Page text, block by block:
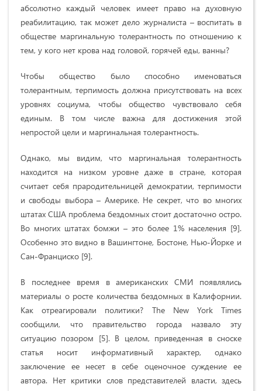
абсолютно каждый человек имеет право на духовную
реабилитацию, так может дело журналиста – воспитать в
обществе маргинальную толерантность по отношению к
тем, у кого нет крова над головой, горячей еды, ванны?
Чтобы общество было способно именоваться
толерантным, терпимость должна присутствовать на всех
уровнях социума, чтобы общество чувствовало себя
единым. В том числе важна для достижения этой
непростой цели и маргинальная толерантность.
Однако, мы видим, что маргинальная толерантность
находится на низком уровне даже в стране, которая
считает себя прародительницей демократии, терпимости
и свободы выбора – Америке. Не секрет, что во многих
штатах США проблема бездомных стоит достаточно остро.
Во многих штатах бомжи – это более 1% населения [9].
Особенно это видно в Вашингтоне, Бостоне, Нью-Йорке и
Сан-Франциско [9].
В последнее время в американских СМИ появлялись
материалы о росте количества бездомных в Калифорнии.
Как отреагировали политики? The New York Times
сообщили, что правительство города назвало эту
ситуацию позором [5]. В целом, приведенная в сноске
статья носит информативный характер, однако
заключение ее несет в себе оценочное суждение ее
автора. Нет критики слов представителей власти, здесь